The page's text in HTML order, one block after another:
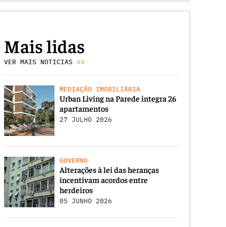
Mais lidas
VER MAIS NOTICIAS >>
MEDIAÇÃO IMOBILIÁRIA
Urban Living na Parede integra 26
apartamentos
27 JULHO 2026
GOVERNO
Alterações à lei das heranças
incentivam acordos entre
herdeiros
05 JUNHO 2026